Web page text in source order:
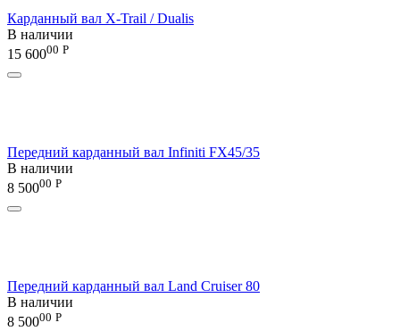
Карданный вал X-Trail / Dualis
В наличии
15 60000 Р
Передний карданный вал Infiniti FX45/35
В наличии
8 50000 Р
Передний карданный вал Land Cruiser 80
В наличии
8 50000 Р